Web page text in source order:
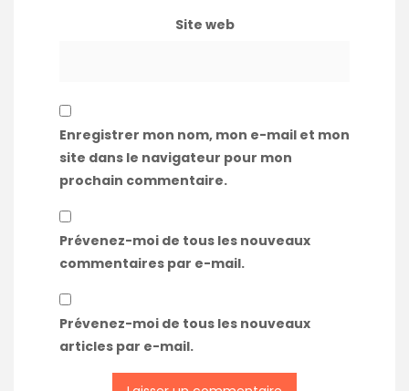
Site web
Enregistrer mon nom, mon e-mail et mon
site dans le navigateur pour mon
prochain commentaire.
Prévenez-moi de tous les nouveaux
commentaires par e-mail.
Prévenez-moi de tous les nouveaux
articles par e-mail.